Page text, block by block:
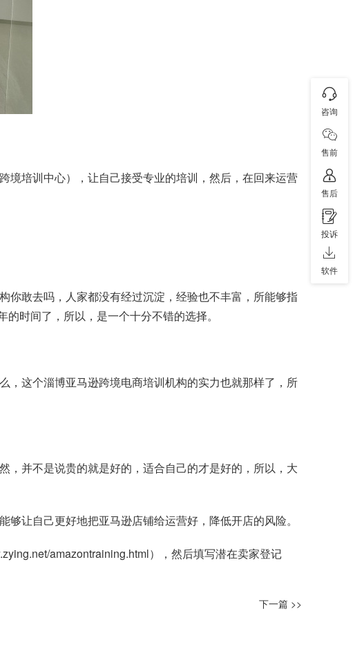
境培训中心），让自己接受专业的培训，然后，在回来运营
你敢去吗，人家都没有经过沉淀，经验也不丰富，所能够指
时间了，所以，是一个十分不错的选择。
，这个淄博亚马逊跨境电商培训机构的实力也就那样了，所
，并不是说贵的就是好的，适合自己的才是好的，所以，大
让自己更好地把亚马逊店铺给运营好，降低开店的风险。
amazontraining.html），然后填写潜在卖家登记
下一篇 >>
咨询
售前
售后
投诉
软件